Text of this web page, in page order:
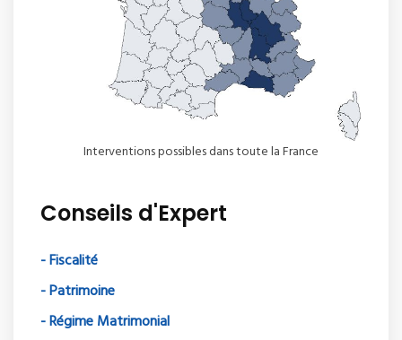
Interventions possibles dans toute la France
Conseils d'Expert
- Fiscalité
- Patrimoine
- Régime Matrimonial